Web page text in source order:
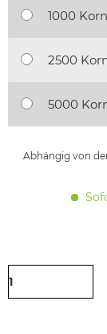
1000 Korn
2500
5000
Abhängig von